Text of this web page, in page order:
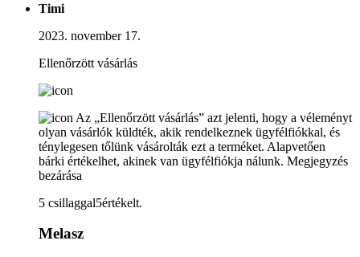
Timi
2023. november 17.
Ellenőrzött vásárlás
Az „Ellenőrzött vásárlás” azt jelenti, hogy a véleményt
olyan vásárlók küldték, akik rendelkeznek ügyfélfiókkal, és
ténylegesen tőlünk vásárolták ezt a terméket. Alapvetően
bárki értékelhet, akinek van ügyfélfiókja nálunk. Megjegyzés
bezárása
5 csillaggal5értékelt.
Melasz